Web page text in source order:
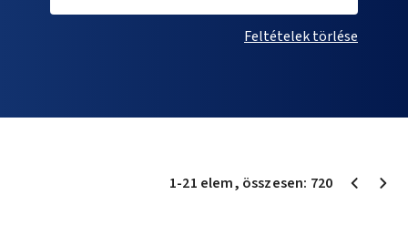
Feltételek törlése
1-21 elem, összesen: 720